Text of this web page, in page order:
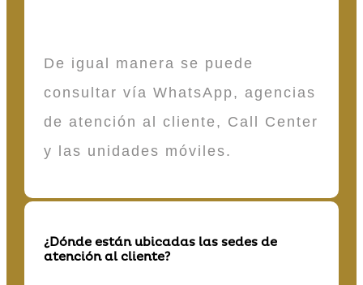
De igual manera se puede
consultar vía WhatsApp, agencias
de atención al cliente, Call Center
y las unidades móviles.
¿Dónde están ubicadas las sedes de
atención al cliente?